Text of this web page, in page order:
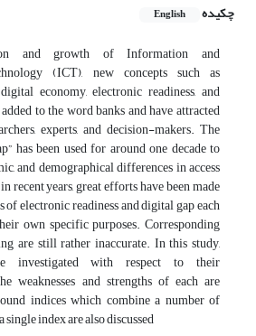
چکیده English
and growth of Information and
(ICT), new concepts such as
economy, electronic readiness, and
to the word banks and have attracted
experts, and decision-makers. The
has been used for around one decade to
and demographical differences in access
recent years, great efforts have been made
electronic readiness and digital gap each
own specific purposes. Corresponding
are still rather inaccurate. In this study,
investigated with respect to their
weaknesses and strengths of each are
indices which combine a number of
index are also discussed